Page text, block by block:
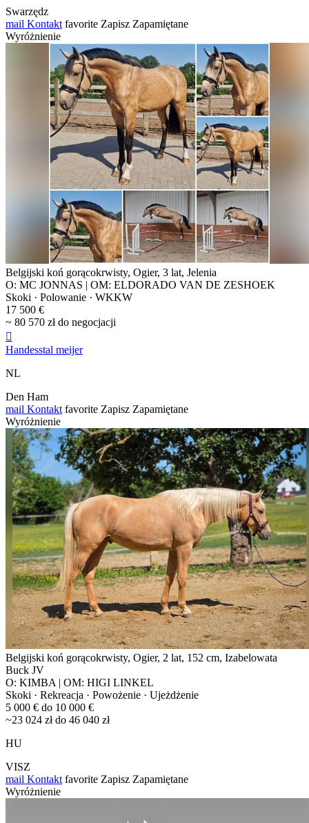
Swarzędz
mail Kontakt favorite Zapisz Zapamiętane
Wyróżnienie
Belgijski koń gorącokrwisty, Ogier, 3 lat, Jelenia
O: MC JONNAS | OM: ELDORADO VAN DE ZESHOEK
Skoki · Polowanie · WKKW
17 500 €
~ 80 570 zł do negocjacji

Handesstal meijer
NL
Den Ham
mail Kontakt favorite Zapisz Zapamiętane
Wyróżnienie
Belgijski koń gorącokrwisty, Ogier, 2 lat, 152 cm, Izabelowata
Buck JV
O: KIMBA | OM: HIGI LINKEL
Skoki · Rekreacja · Powożenie · Ujeżdżenie
5 000 € do 10 000 €
~23 024 zł do 46 040 zł
HU
VISZ
mail Kontakt favorite Zapisz Zapamiętane
Wyróżnienie